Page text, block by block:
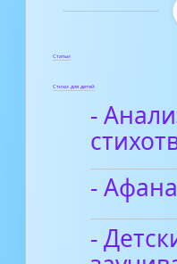
Статьи
Стихи для детей
-
-
-